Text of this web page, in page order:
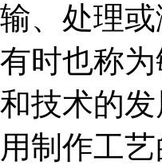
输、处理
有时也称
和技术的
用制作工